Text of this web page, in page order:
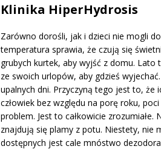
Klinika HiperHydrosis
Zarówno dorośli, jak i dzieci nie mogli
temperatura sprawia, że czują się
grubych kurtek, aby wyjść z domu.
ze swoich urlopów, aby gdzieś
upalnych dni. Przyczyną tego jest to, że
człowiek bez względu na porę roku,
problem. Jest to całkowicie
znajdują się plamy z potu. Niestety, nie
dostępnych jest cale mnóstwo